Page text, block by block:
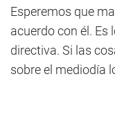
Esperemos que
acuerdo con él. Es
directiva. Si las
sobre el mediodía